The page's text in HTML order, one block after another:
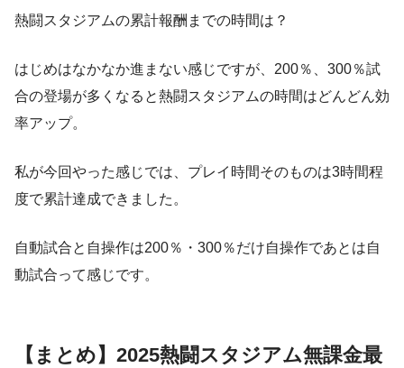
熱闘スタジアムの累計報酬までの時間は？
はじめはなかなか進まない感じですが、200％、300％試
合の登場が多くなると熱闘スタジアムの時間はどんどん効
率アップ。
私が今回やった感じでは、プレイ時間そのものは3時間程
度で累計達成できました。
自動試合と自操作は200％・300％だけ自操作であとは自
動試合って感じです。
【まとめ】2025熱闘スタジアム無課金最